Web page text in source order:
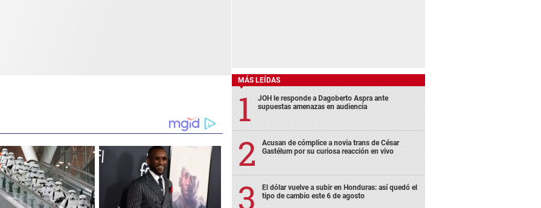
MÁS LEÍDAS
JOH le responde a Dagoberto Aspra ante
supuestas amenazas en audiencia
Acusan de cómplice a novia trans de César
Gastélum por su curiosa reacción en vivo
El dólar vuelve a subir en Honduras: así quedó el
tipo de cambio este 6 de agosto